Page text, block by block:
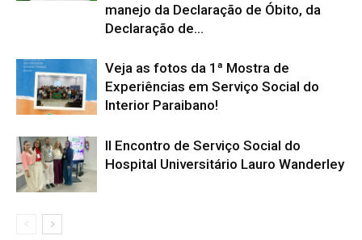
manejo da Declaração de Óbito, da
Declaração de...
Veja as fotos da 1ª Mostra de
Experiências em Serviço Social do
Interior Paraibano!
II Encontro de Serviço Social do
Hospital Universitário Lauro Wanderley